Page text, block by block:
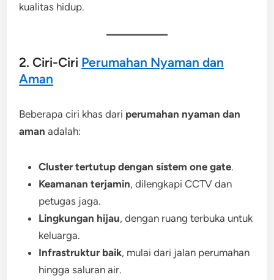
kualitas hidup.
2. Ciri-Ciri Perumahan Nyaman dan
Aman
Beberapa ciri khas dari perumahan nyaman dan
aman adalah:
Cluster tertutup dengan sistem one gate.
Keamanan terjamin, dilengkapi CCTV dan
petugas jaga.
Lingkungan hijau, dengan ruang terbuka untuk
keluarga.
Infrastruktur baik, mulai dari jalan perumahan
hingga saluran air.